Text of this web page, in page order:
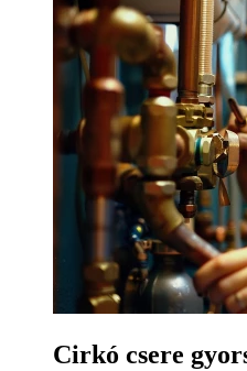
Cirkó csere